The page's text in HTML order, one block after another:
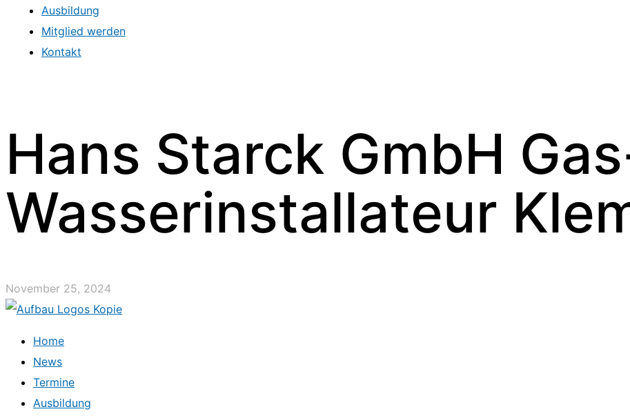
Ausbildung
Mitglied werden
Kontakt
Hans Starck GmbH
Wasserinstallateur
November 25, 2024
Home
News
Termine
Ausbildung